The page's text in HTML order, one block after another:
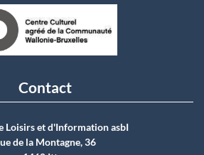
Contact
Loisirs et d'Information asbI
de la Montagne, 36